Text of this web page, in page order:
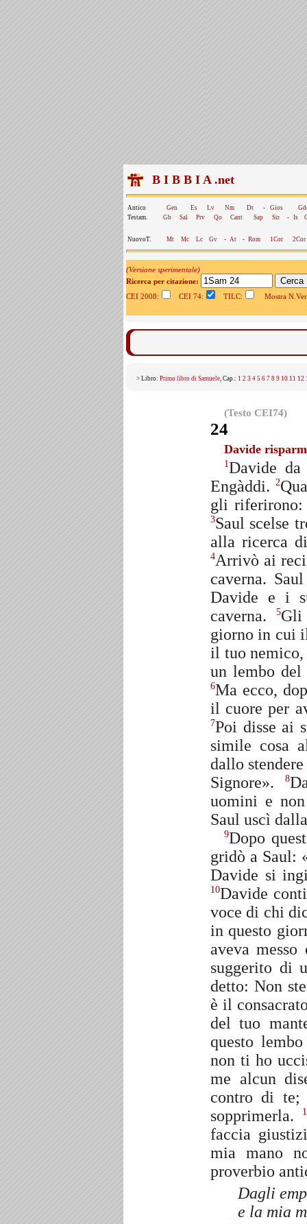
B I B B I A .net
Antico Gen Es Lv Nm Dt - Gios
Testam.
Gb Sal Prv Qo Cant Sap Sir - Is
NuovoT. Mt Mc Lc Gv - At - Rom 1Cor 2Cor
(Versione sperimentale)
Ricerca per citazione:
CEI 2008:
CEI 74: TILC: Mostra
> Libro: Primo libro di Samuele, Cap.: 1 2 3 4 5 6 7 8 9 10 11 12
(Testo CEI74)
24
Davide
1Davide
Engàddi. 2
gli riferirono:
3Saul scelse
alla ricerca
4Arrivò ai
caverna.
Davide e i
caverna.
5Gli
giorno in cui
il tuo
un lembo del
6Ma ecco,
il cuore per
7Poi disse ai
simile cosa
dallo
Signore».
8
uomini e non
Saul uscì
9Dopo
gridò a Saul:
Davide si
10Davide
voce di chi
in questo
aveva
suggerito di
detto: Non
è il
del tuo
questo
non ti ho
me alcun
contro di te;
sopprimerla.
faccia
mia mano
proverbio
Dagli
e la mia